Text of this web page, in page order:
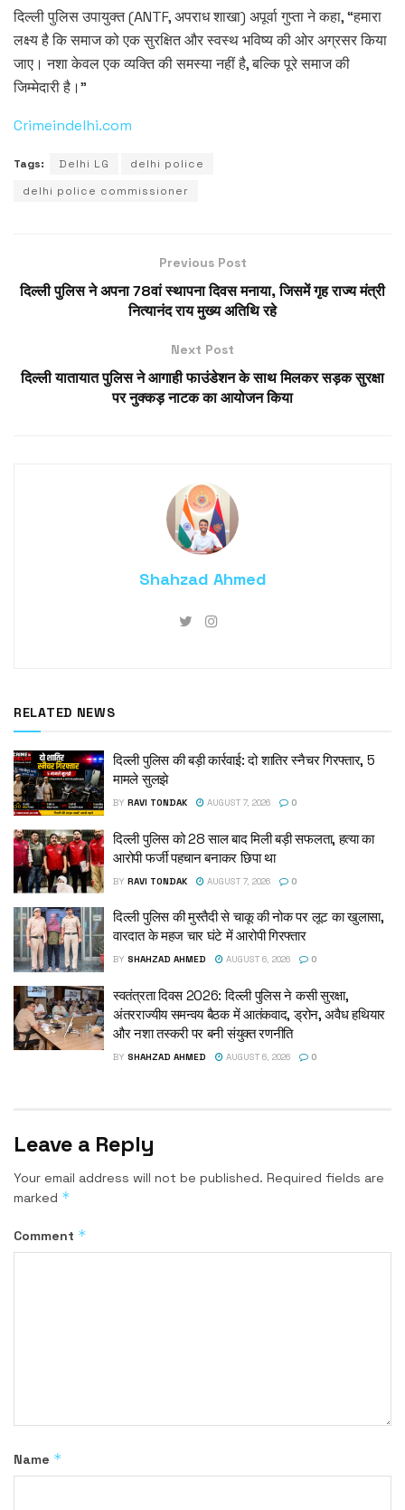
दिल्ली पुलिस उपायुक्त (ANTF, अपराध शाखा) अपूर्वा गुप्ता ने कहा, “हमारा
लक्ष्य है कि समाज को एक सुरक्षित और स्वस्थ भविष्य की ओर अग्रसर किया
जाए। नशा केवल एक व्यक्ति की समस्या नहीं है, बल्कि पूरे समाज की
जिम्मेदारी है।”
Crimeindelhi.com
Tags: Delhi LG
delhi police
delhi police commissioner
Previous Post
दिल्ली पुलिस ने अपना 78वां स्थापना दिवस मनाया, जिसमें गृह राज्य मंत्री
नित्यानंद राय मुख्य अतिथि रहे
Next Post
दिल्ली यातायात पुलिस ने आगाही फाउंडेशन के साथ मिलकर सड़क सुरक्षा
पर नुक्कड़ नाटक का आयोजन किया
Shahzad Ahmed
RELATED NEWS
दिल्ली पुलिस की बड़ी कार्रवाई: दो शातिर स्नैचर गिरफ्तार, 5
मामले सुलझे
BY RAVI TONDAK AUGUST 7, 2026 0
दिल्ली पुलिस को 28 साल बाद मिली बड़ी सफलता, हत्या का
आरोपी फर्जी पहचान बनाकर छिपा था
BY RAVI TONDAK AUGUST 7, 2026 0
दिल्ली पुलिस की मुस्तैदी से चाकू की नोक पर लूट का खुलासा,
वारदात के महज चार घंटे में आरोपी गिरफ्तार
BY SHAHZAD AHMED AUGUST 6, 2026 0
स्वतंत्रता दिवस 2026: दिल्ली पुलिस ने कसी सुरक्षा,
अंतरराज्यीय समन्वय बैठक में आतंकवाद, ड्रोन, अवैध हथियार
और नशा तस्करी पर बनी संयुक्त रणनीति
BY SHAHZAD AHMED AUGUST 6, 2026 0
Leave a Reply
Your email address will not be published. Required fields are
marked *
Comment *
Name *